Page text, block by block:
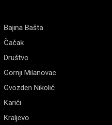
Bajina Bašta
Čačak
Društvo
Gornji Milanovac
Gvozden Nikolić
Karići
Kraljevo